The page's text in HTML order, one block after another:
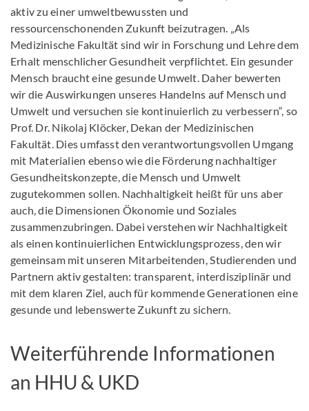
aktiv zu einer umweltbewussten und
ressourcenschonenden Zukunft beizutragen. „Als
Medizinische Fakultät sind wir in Forschung und Lehre dem
Erhalt menschlicher Gesundheit verpflichtet. Ein gesunder
Mensch braucht eine gesunde Umwelt. Daher bewerten
wir die Auswirkungen unseres Handelns auf Mensch und
Umwelt und versuchen sie kontinuierlich zu verbessern“, so
Prof. Dr. Nikolaj Klöcker, Dekan der Medizinischen
Fakultät. Dies umfasst den verantwortungsvollen Umgang
mit Materialien ebenso wie die Förderung nachhaltiger
Gesundheitskonzepte, die Mensch und Umwelt
zugutekommen sollen. Nachhaltigkeit heißt für uns aber
auch, die Dimensionen Ökonomie und Soziales
zusammenzubringen. Dabei verstehen wir Nachhaltigkeit
als einen kontinuierlichen Entwicklungsprozess, den wir
gemeinsam mit unseren Mitarbeitenden, Studierenden und
Partnern aktiv gestalten: transparent, interdisziplinär und
mit dem klaren Ziel, auch für kommende Generationen eine
gesunde und lebenswerte Zukunft zu sichern.
Weiterführende Informationen
an HHU & UKD